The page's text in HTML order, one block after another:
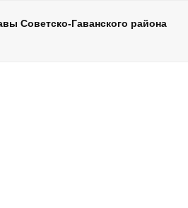
Советско-Гаванского района